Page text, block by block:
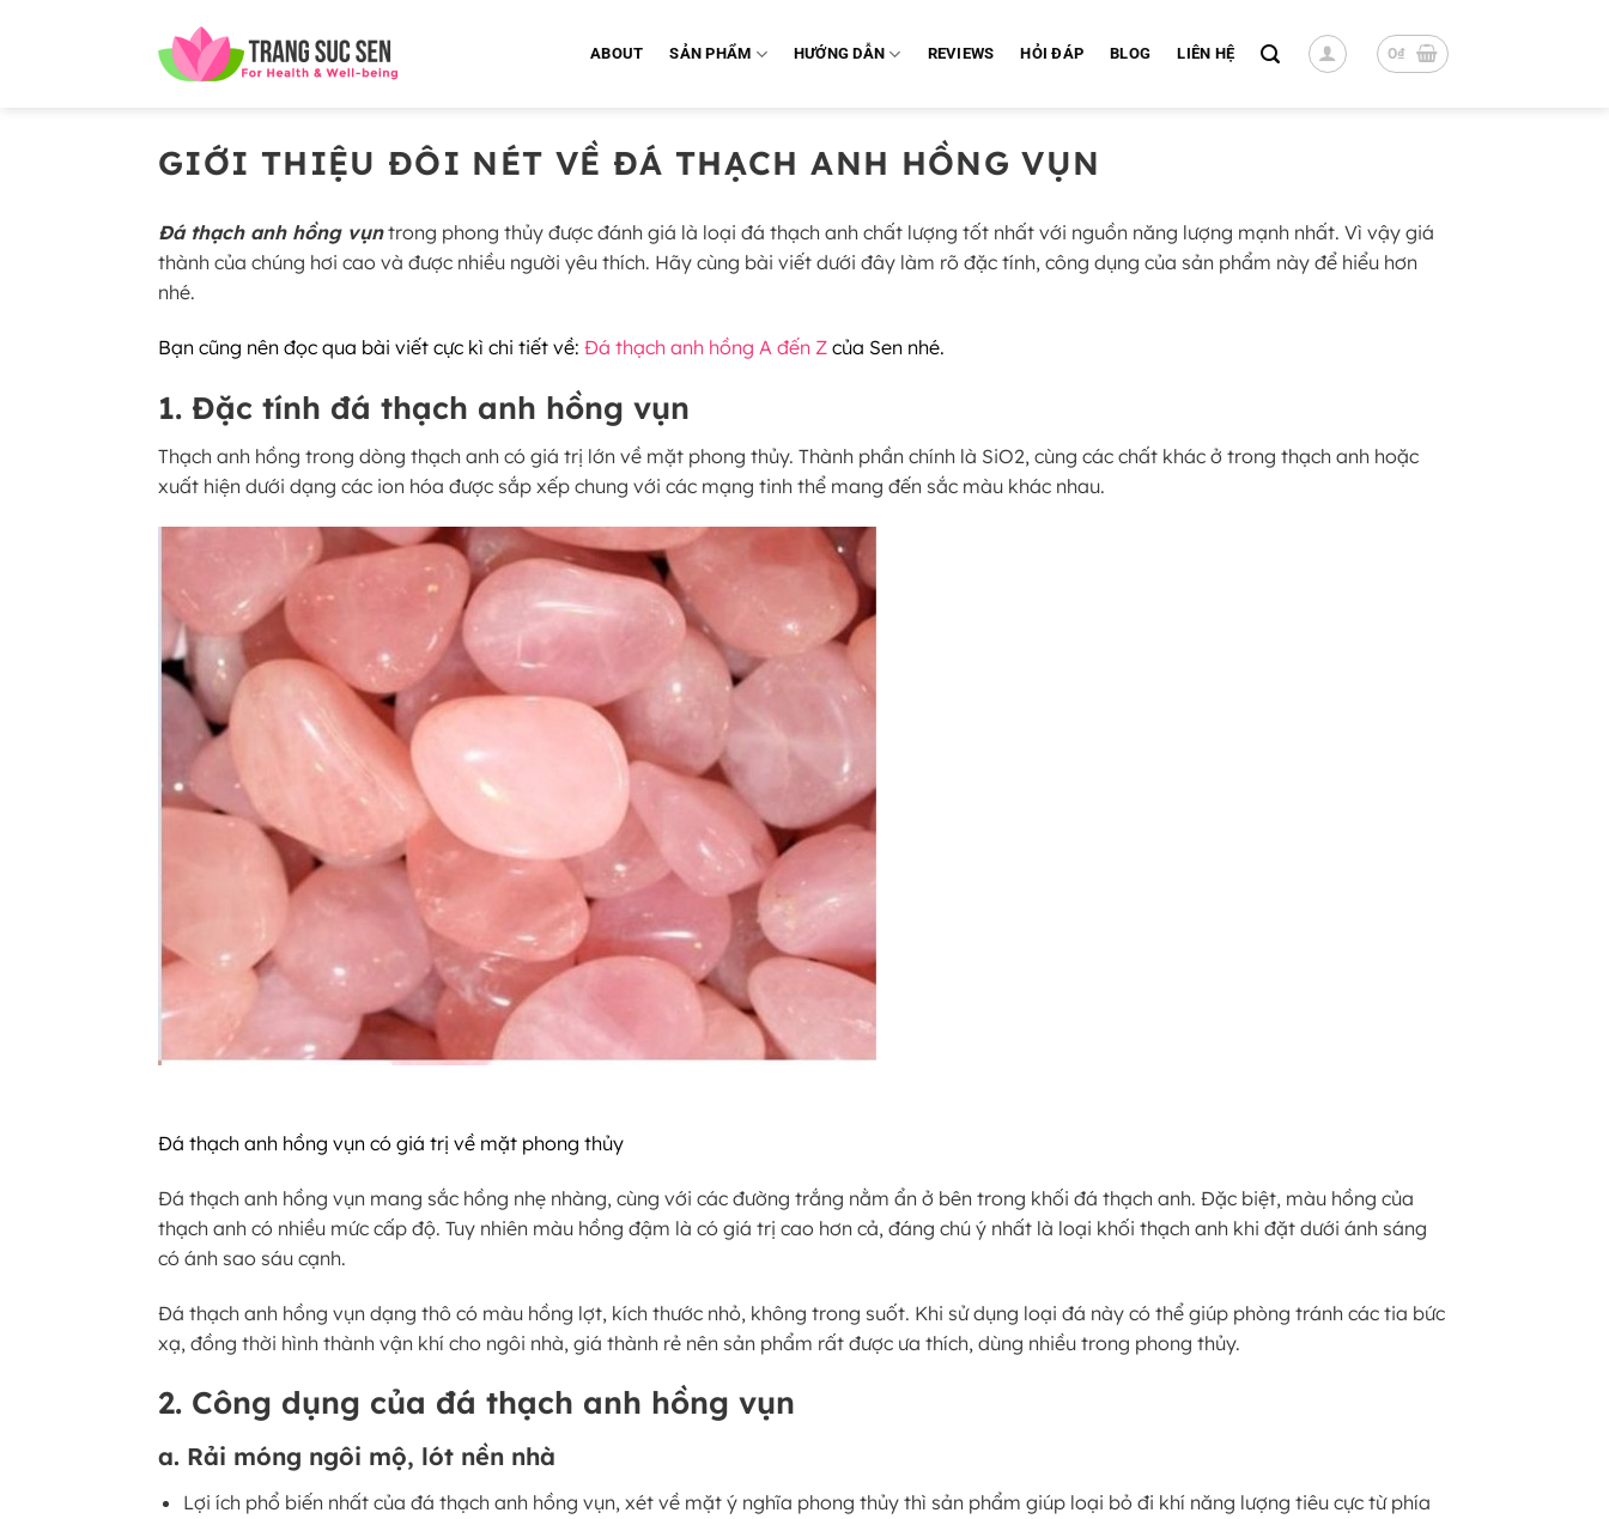
ABOUT SẢN PHẨM HƯỚNG DẪN REVIEWS HỎI ĐÁP BLOG LIÊN HỆ 0₫
GIỚI THIỆU ĐÔI NÉT VỀ ĐÁ THẠCH ANH HỒNG VỤN
Đá thạch anh hồng vụntrong phong thủy được đánh giá là loại đá thạch anh chất lượng tốt nhất với nguồn năng lượng mạnh nhất. Vì vậy giá
thành của chúng hơi cao và được nhiều người yêu thích. Hãy cùng bài viết dưới đây làm rõ đặc tính, công dụng của sản phẩm này để hiểu hơn
nhé.
Bạn cũng nên đọc qua bài viết cực kì chi tiết về: Đá thạch anh hồng A đến Z của Sen nhé.
1. Đặc tính đá thạch anh hồng vụn
Thạch anh hồng trong dòng thạch anh có giá trị lớn về mặt phong thủy. Thành phần chính là SiO2, cùng các chất khác ở trong thạch anh hoặc
xuất hiện dưới dạng các ion hóa được sắp xếp chung với các mạng tinh thể mang đến sắc màu khác nhau.
Đá thạch anh hồng vụn có giá trị về mặt phong thủy
Đá thạch anh hồng vụn mang sắc hồng nhẹ nhàng, cùng với các đường trắng nằm ẩn ở bên trong khối đá thạch anh. Đặc biệt, màu hồng của
thạch anh có nhiều mức cấp độ. Tuy nhiên màu hồng đậm là có giá trị cao hơn cả, đáng chú ý nhất là loại khối thạch anh khi đặt dưới ánh sáng
có ánh sao sáu cạnh.
Đá thạch anh hồng vụn dạng thô có màu hồng lợt, kích thước nhỏ, không trong suốt. Khi sử dụng loại đá này có thể giúp phòng tránh các tia bức
xạ, đồng thời hình thành vận khí cho ngôi nhà, giá thành rẻ nên sản phẩm rất được ưa thích, dùng nhiều trong phong thủy.
2. Công dụng của đá thạch anh hồng vụn
a. Rải móng ngôi mộ, lót nền nhà
Lợi ích phổ biến nhất của đá thạch anh hồng vụn, xét về mặt ý nghĩa phong thủy thì sản phẩm giúp loại bỏ đi khí năng lượng tiêu cực từ phía